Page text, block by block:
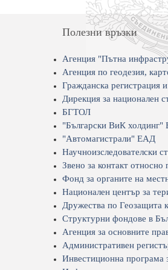
Полезни връзки
Агенция "Пътна
Агенция по геодезия,
Гражданска регистрация
Дирекция за национален
БГТОЛ
"Български ВиК
"Автомагистрали" ЕАД
Научноизследователски
Звено за контакт относно
Фонд за органите на
Национален център за
Дружества по Геозащита
Структурни фондове в
Агенция за основните
Административен
Инвестиционна програма